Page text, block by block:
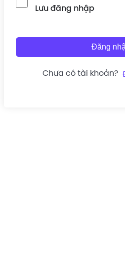
Lưu đăng nhập
Đăng
Chưa có tài khoản?